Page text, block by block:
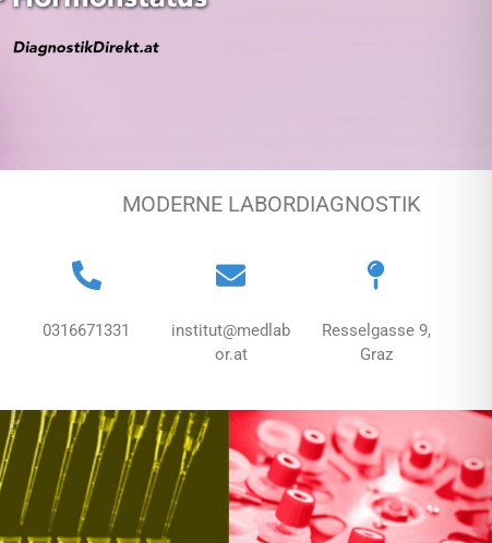
MODERNE LABORDIAGNOSTIK
0316671331
institut@medlab
or.at
Resselgasse 9,
Graz